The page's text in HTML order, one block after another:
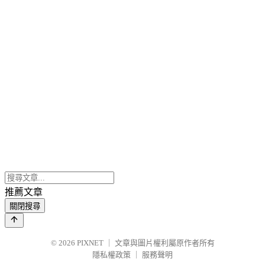
推薦文章
關閉搜尋
© 2026 PIXNET
文章與圖片權利屬原作者所有
隱私權政策
服務聲明